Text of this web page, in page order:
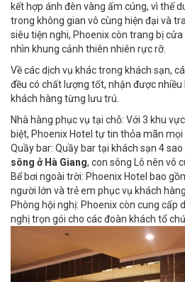
kết hợp ánh đèn vàng ấm cúng, vì thế
trong không gian vô cùng hiện đại và
siêu tiện nghi, Phoenix còn trang bị
nhìn khung cảnh thiên nhiên rực rỡ.
Về các dịch vụ khác trong khách sạn,
đều có chất lượng tốt, nhận được
khách hàng từng lưu trú.
Nhà hàng phục vụ tại chỗ: Với 3 khu
biệt, Phoenix Hotel tự tin thỏa mãn
Quầy bar: Quầy bar tại khách sạn 4
sông ở Hà Giang, con sông Lô nên vô
Bể bơi ngoài trời: Phoenix Hotel bao
người lớn và trẻ em phục vụ khách
Phòng hội nghị: Phoenix còn cung cấp
nghị trọn gói cho các đoàn khách tổ